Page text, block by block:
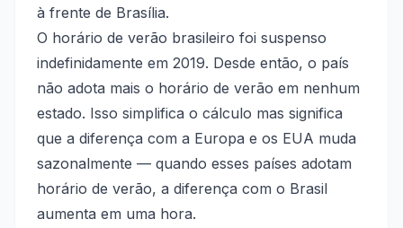
à frente de Brasília.
O horário de verão brasileiro foi suspenso
indefinidamente em 2019. Desde então, o país
não adota mais o horário de verão em nenhum
estado. Isso simplifica o cálculo mas significa
que a diferença com a Europa e os EUA muda
sazonalmente — quando esses países adotam
horário de verão, a diferença com o Brasil
aumenta em uma hora.